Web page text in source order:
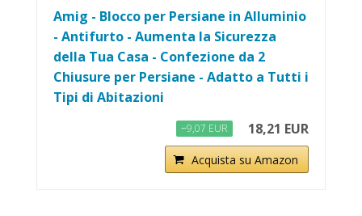
Amig - Blocco per Persiane in Alluminio
- Antifurto - Aumenta la Sicurezza
della Tua Casa - Confezione da 2
Chiusure per Persiane - Adatto a Tutti i
Tipi di Abitazioni
−9,07 EUR 18,21 EUR
Acquista su Amazon